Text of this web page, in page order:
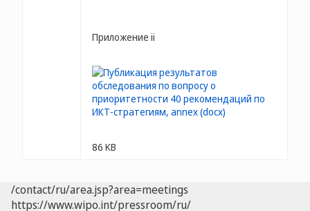
Приложение ii
86 KB
/contact/ru/area.jsp?area=meetings
https://www.wipo.int/pressroom/ru/